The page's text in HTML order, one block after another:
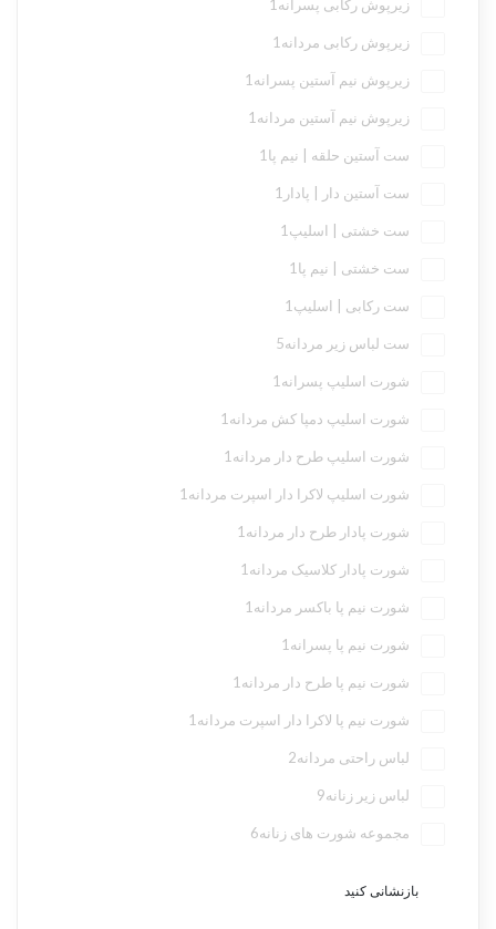
زیرپوش رکابی پسرانه 1
زیرپوش رکابی مردانه 1
زیرپوش نیم آستین پسرانه 1
زیرپوش نیم آستین مردانه 1
ست آستین حلقه | نیم پا 1
ست آستین دار | پادار 1
ست خشتی | اسلیپ 1
ست خشتی | نیم پا 1
ست رکابی | اسلیپ 1
ست لباس زیر مردانه5
شورت اسلیپ پسرانه 1
شورت اسلیپ دمپا کش مردانه 1
شورت اسلیپ طرح دار مردانه 1
شورت اسلیپ لاکرا دار اسپرت مردانه 1
شورت پادار طرح دار مردانه 1
شورت پادار کلاسیک مردانه 1
شورت نیم پا باکسر مردانه 1
شورت نیم پا پسرانه 1
شورت نیم پا طرح دار مردانه 1
شورت نیم پا لاکرا دار اسپرت مردانه 1
لباس راحتی مردانه2
لباس زیر زنانه9
مجموعه شورت های زنانه6
بازنشانی کنید